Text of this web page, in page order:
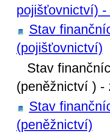
pojišťovnictví) -
Stav
(pojišťovnictví)
Stav
(peněžnictví ) -
Stav
(peněžnictví)